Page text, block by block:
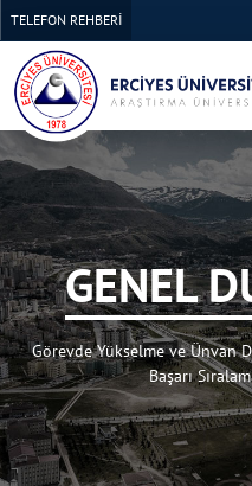
TELEFON REHBERİ
GENEL
Görevde Yükselme ve Ünvan
Başarı